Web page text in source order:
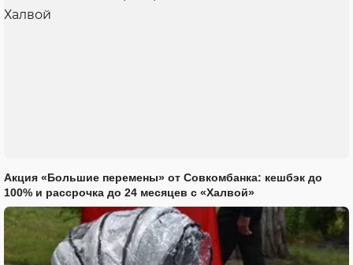
Акция «Большие перемены» от Совкомбанка: кешбэк до
100% и рассрочка до 24 месяцев с «Халвой»